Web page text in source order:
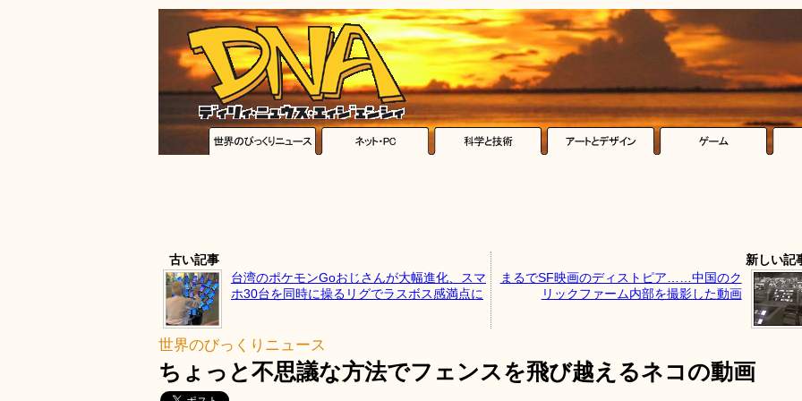
古い記事
台湾のポケモンGoおじさんが大幅進化、スマ
ホ30台を同時に操るリグでラスボス感満点に
新しい記
まるでSF映画のディストピア……中国のク
リックファーム内部を撮影した動画
世界のびっくりニュース
ちょっと不思議な方法でフェンスを飛び越えるネコの動画